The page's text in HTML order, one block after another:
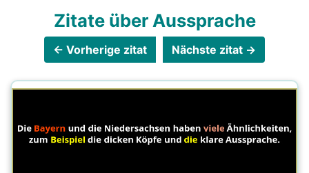
Zitate über Aussprache
← Vorherige zitat Nächste zitat →